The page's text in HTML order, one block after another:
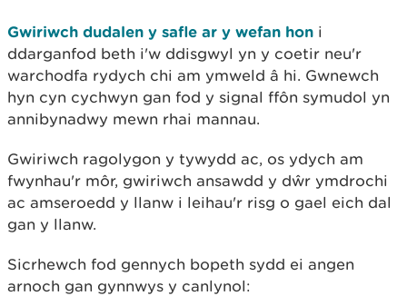
Gwiriwch dudalen y safle ar y wefan hon i
ddarganfod beth i'w ddisgwyl yn y coetir neu'r
warchodfa rydych chi am ymweld â hi. Gwnewch
hyn cyn cychwyn gan fod y signal ffôn symudol yn
annibynadwy mewn rhai mannau.
Gwiriwch ragolygon y tywydd ac, os ydych am
fwynhau'r môr, gwiriwch ansawdd y dŵr ymdrochi
ac amseroedd y llanw i leihau'r risg o gael eich dal
gan y llanw.
Sicrhewch fod gennych bopeth sydd ei angen
arnoch gan gynnwys y canlynol: